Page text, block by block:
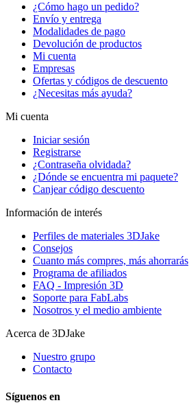
¿Cómo hago un pedido?
Envío y entrega
Modalidades de pago
Devolución de productos
Mi cuenta
Empresas
Ofertas y códigos de descuento
¿Necesitas más ayuda?
Mi cuenta
Iniciar sesión
Registrarse
¿Contraseña olvidada?
¿Dónde se encuentra mi paquete?
Canjear código descuento
Información de interés
Perfiles de materiales 3DJake
Consejos
Cuanto más compres, más ahorrarás
Programa de afiliados
FAQ - Impresión 3D
Soporte para FabLabs
Nosotros y el medio ambiente
Acerca de 3DJake
Nuestro grupo
Contacto
Síguenos en